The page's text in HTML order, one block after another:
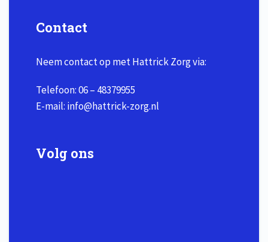
Contact
Neem contact op met Hattrick Zorg via:
Telefoon:06 – 48379955
E-mail: info@hattrick-zorg.nl
Volg ons